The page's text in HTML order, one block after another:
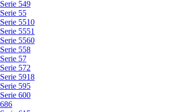
549
55
5510
5551
5560
558
57
572
5918
595
600